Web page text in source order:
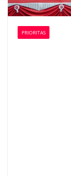
PRIORITAS